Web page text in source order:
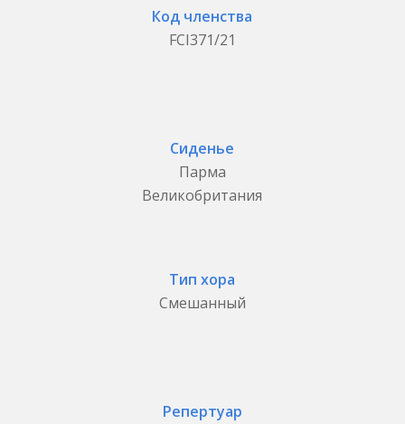
Код членства
FCI371/21
Сиденье
Парма
Великобритания
Тип хора
Смешанный
Репертуар